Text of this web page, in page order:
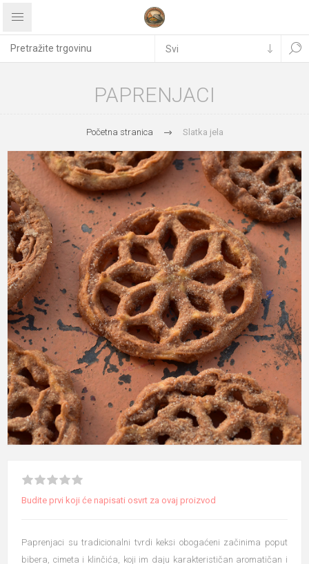
PAPRENJACI
Početna stranica Slatka jela
Budite prvi koji će napisati osvrt za ovaj proizvod
Paprenjaci su tradicionalni tvrdi keksi obogaćeni začinima poput
bibera, cimeta i klinčića, koji im daju karakterističan aromatičan i